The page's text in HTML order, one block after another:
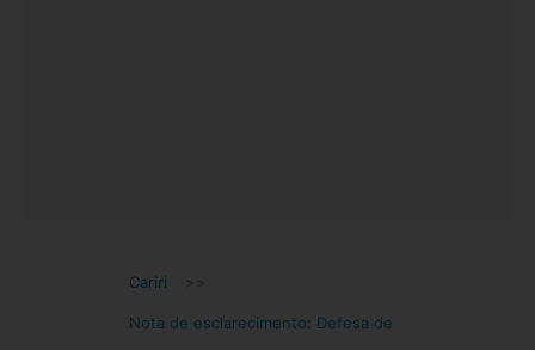
Cariri >>
Nota de esclarecimento: Defesa de